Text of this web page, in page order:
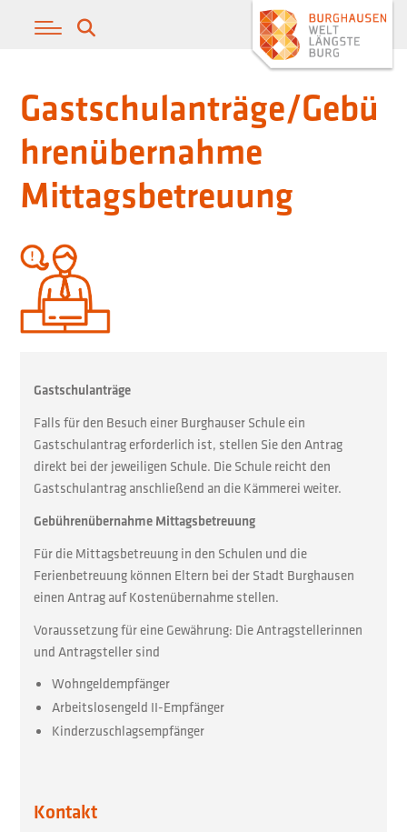
Gastschulanträge/Gebü
hrenübernahme
Mittagsbetreuung
Gastschulanträge
Falls für den Besuch einer Burghauser Schule ein
Gastschulantrag erforderlich ist, stellen Sie den Antrag
direkt bei der jeweiligen Schule. Die Schule reicht den
Gastschulantrag anschließend an die Kämmerei weiter.
Gebührenübernahme Mittagsbetreuung
Für die Mittagsbetreuung in den Schulen und die
Ferienbetreuung können Eltern bei der Stadt Burghausen
einen Antrag auf Kostenübernahme stellen.
Voraussetzung für eine Gewährung: Die Antragstellerinnen
und Antragsteller sind
Wohngeldempfänger
Arbeitslosengeld II-Empfänger
Kinderzuschlagsempfänger
Kontakt